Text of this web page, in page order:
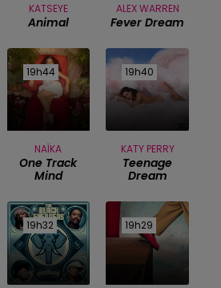
KATSEYE
Animal
ALEX WARREN
Fever Dream
19h44
19h44
NAÏKA
One Track
Mind
19h40
19h40
KATY PERRY
Teenage
Dream
19h32
19h32 19h29
19h29